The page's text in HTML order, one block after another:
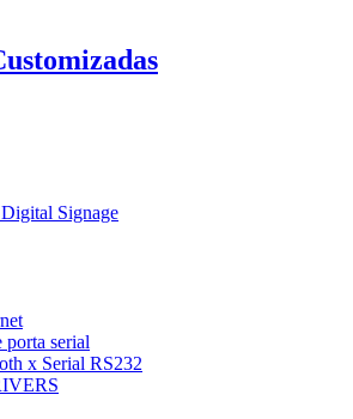
Signage
porta serial
x Serial RS232